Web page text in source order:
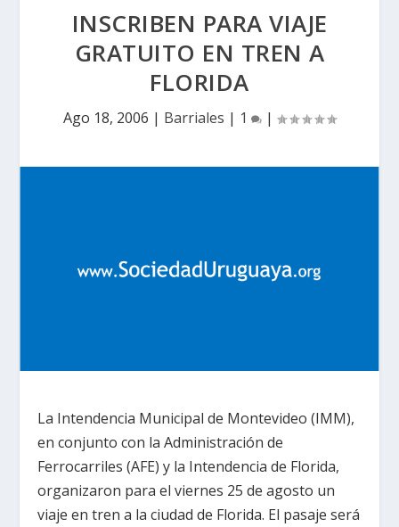
INSCRIBEN PARA VIAJE
GRATUITO EN TREN A
FLORIDA
Ago 18, 2006 | Barriales | 1 |
La Intendencia Municipal de Montevideo (IMM),
en conjunto con la Administración de
Ferrocarriles (AFE) y la Intendencia de Florida,
organizaron para el viernes 25 de agosto un
viaje en tren a la ciudad de Florida. El pasaje será